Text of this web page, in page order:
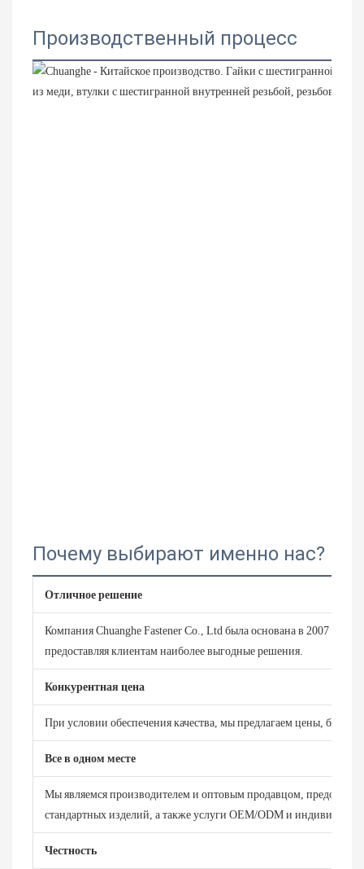
Производственный процесс
Почему выбирают именно нас?
Отличное решение
Компания Chuanghe Fastener Co., Ltd была основана в 2007 году
предоставляя клиентам наиболее выгодные решения.
Конкурентная цена
При условии обеспечения качества, мы предлагаем цены, более
Все в одном месте
Мы являемся производителем и оптовым продавцом,
стандартных изделий, а также услуги OEM/ODM и
Честность